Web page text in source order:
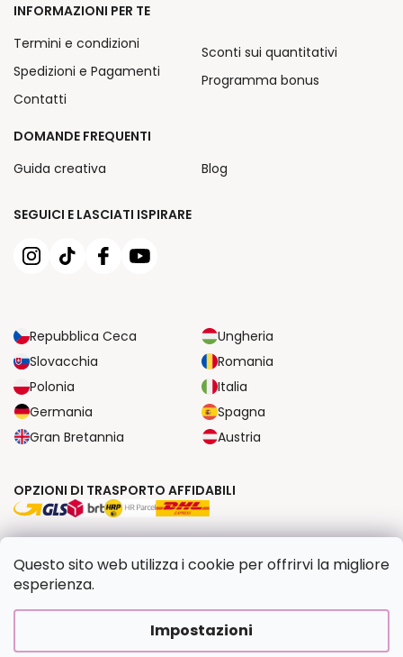
Questo sito web utilizza i cookie per offrirvi la migliore
esperienza.
Impostazioni
SEGUICI E LASCIATI ISPIRARE
Repubblica Ceca
Ungheria
Slovacchia
Romania
Polonia
Italia
Germania
Spagna
Gran Bretannia
Austria
INFORMAZIONI PER TE
Termini e condizioni
Spedizioni e Pagamenti
Contatti
Sconti sui quantitativi
Programma bonus
DOMANDE FREQUENTI
Guida creativa
Blog
OPZIONI DI TRASPORTO AFFIDABILI
Creato da Shoptet Premium|UpraviloFV STUDIO
Copyright 2026 Dipingilo.it . Tutti i diritti riservati.